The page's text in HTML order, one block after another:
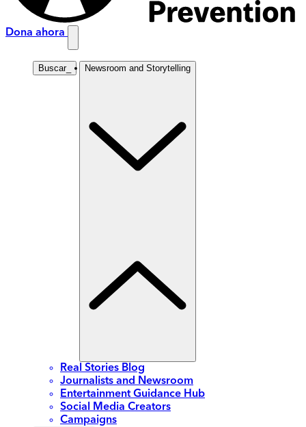
Dona ahora
Buscar_ Newsroom and Storytelling
Real Stories Blog
Journalists and Newsroom
Entertainment Guidance Hub
Social Media Creators
Campaigns